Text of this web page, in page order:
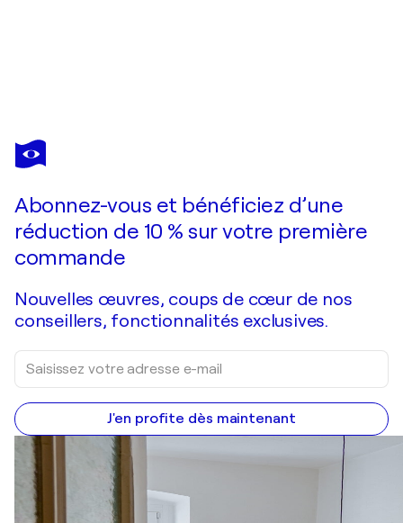
NANO RAMOS
Latidos Abstractos
Abonnez-vous et bénéficiez d’une
réduction de 10 % sur votre première
commande
Nouvelles œuvres, coups de cœur de nos
conseillers, fonctionnalités exclusives.
J'en profite dès maintenant